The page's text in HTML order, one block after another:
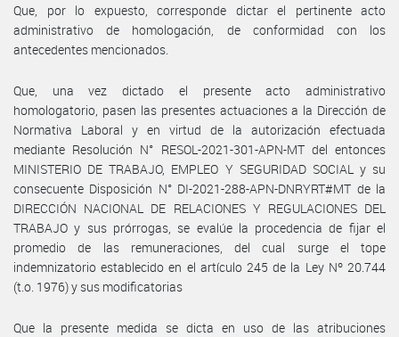
Que, por lo expuesto, corresponde dictar el pertinente acto
administrativo de homologación, de conformidad con los
antecedentes mencionados.
Que, una vez dictado el presente acto administrativo
homologatorio, pasen las presentes actuaciones a la Dirección de
Normativa Laboral y en virtud de la autorización efectuada
mediante Resolución N° RESOL-2021-301-APN-MT del entonces
MINISTERIO DE TRABAJO, EMPLEO Y SEGURIDAD SOCIAL y su
consecuente Disposición N° DI-2021-288-APN-DNRYRT#MT de la
DIRECCIÓN NACIONAL DE RELACIONES Y REGULACIONES DEL
TRABAJO y sus prórrogas, se evalúe la procedencia de fijar el
promedio de las remuneraciones, del cual surge el tope
indemnizatorio establecido en el artículo 245 de la Ley Nº 20.744
(t.o. 1976) y sus modificatorias
Que la presente medida se dicta en uso de las atribuciones